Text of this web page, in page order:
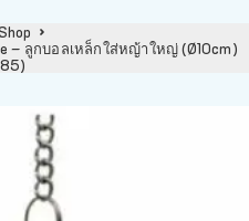
– ลูกบอลเหล็กใส่หญ้าใหญ่ (Ø10cm)